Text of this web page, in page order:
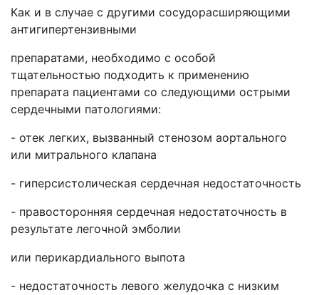
Как и в случае с другими сосудорасширяющими
антигипертензивными
препаратами, необходимо с особой
тщательностью подходить к применению
препарата пациентами со следующими острыми
сердечными патологиями:
- отек легких, вызванный стенозом аортального
или митрального клапана
- гиперсистолическая сердечная недостаточность
- правосторонняя сердечная недостаточность в
результате легочной эмболии
или перикардиального выпота
- недостаточность левого желудочка с низким